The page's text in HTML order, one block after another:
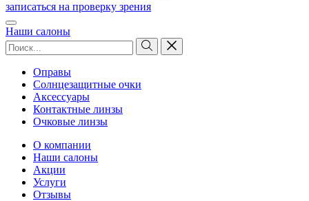
записаться на проверку зрения
Наши салоны
Оправы
Солнцезащитные очки
Аксессуары
Контактные линзы
Очковые линзы
О компании
Наши салоны
Акции
Услуги
Отзывы